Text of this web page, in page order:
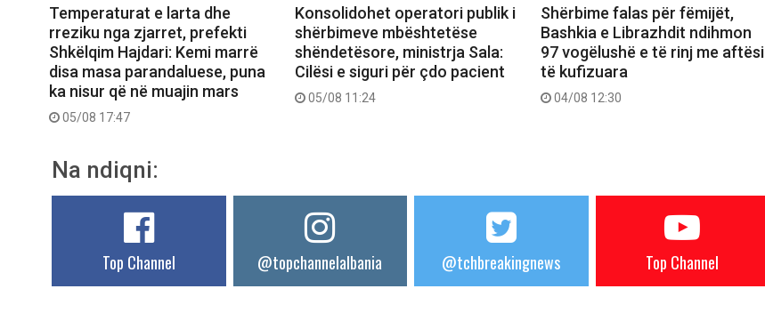
Temperaturat e larta dhe
rreziku nga zjarret, prefekti
Shkëlqim Hajdari: Kemi marrë
disa masa parandaluese, puna
ka nisur që në muajin mars
05/08 17:47
Konsolidohet operatori publik i
shërbimeve mbështetëse
shëndetësore, ministrja Sala:
Cilësi e siguri për çdo pacient
05/08 11:24
Shërbime falas për fëmijët,
Bashkia e Librazhdit ndihmon
97 vogëlushë e të rinj me aftësi
të kufizuara
04/08 12:30
Na ndiqni:
Top Channel @topchannelalbania @tchbreakingnews Top Channel